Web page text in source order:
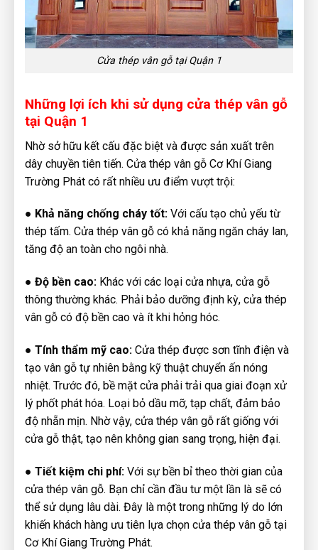
Cửa thép vân gỗ tại Quận 1
Những lợi ích khi sử dụng cửa thép vân gỗ
tại Quận 1
Nhờ sở hữu kết cấu đặc biệt và được sản xuất trên
dây chuyền tiên tiến. Cửa thép vân gỗ Cơ Khí Giang
Trường Phát có rất nhiều ưu điểm vượt trội:
● Khả năng chống cháy tốt: Với cấu tạo chủ yếu từ
thép tấm. Cửa thép vân gỗ có khả năng ngăn cháy lan,
tăng độ an toàn cho ngôi nhà.
● Độ bền cao: Khác với các loại cửa nhựa, cửa gỗ
thông thường khác. Phải bảo dưỡng định kỳ, cửa thép
vân gỗ có độ bền cao và ít khi hỏng hóc.
● Tính thẩm mỹ cao: Cửa thép được sơn tĩnh điện và
tạo vân gỗ tự nhiên bằng kỹ thuật chuyển ấn nóng
nhiệt. Trước đó, bề mặt cửa phải trải qua giai đoạn xử
lý phốt phát hóa. Loại bỏ dầu mỡ, tạp chất, đảm bảo
độ nhẵn mịn. Nhờ vậy, cửa thép vân gỗ rất giống với
cửa gỗ thật, tạo nên không gian sang trọng, hiện đại.
● Tiết kiệm chi phí: Với sự bền bỉ theo thời gian của
cửa thép vân gỗ. Bạn chỉ cần đầu tư một lần là sẽ có
thể sử dụng lâu dài. Đây là một trong những lý do lớn
khiến khách hàng ưu tiên lựa chọn cửa thép vân gỗ tại
Cơ Khí Giang Trường Phát.